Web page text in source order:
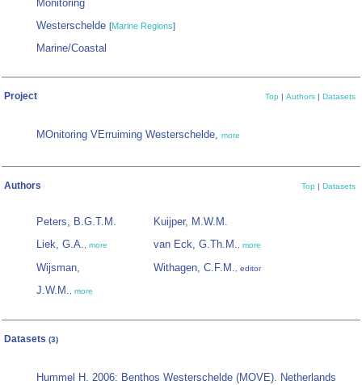
Monitoring
Westerschelde [Marine Regions]
Marine/Coastal
Project Top Authors Datasets
MOnitoring VErruiming Westerschelde, more
Authors Top Datasets
Peters, B.G.T.M.
Liek, G.A., more
Wijsman,
J.W.M., more
Kuijper, M.W.M.
van Eck, G.Th.M., more
Withagen, C.F.M., editor
Datasets (3)
Hummel H. 2006: Benthos Westerschelde (MOVE). Netherlands